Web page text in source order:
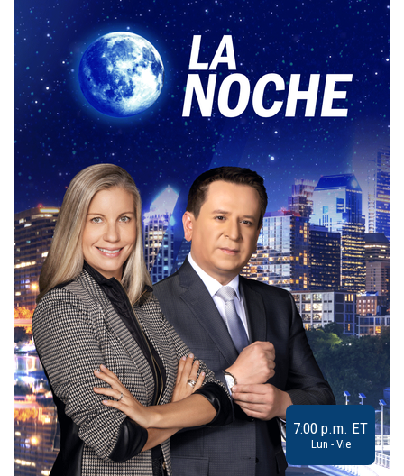
7:00 p.m. ET
Lun - Vie